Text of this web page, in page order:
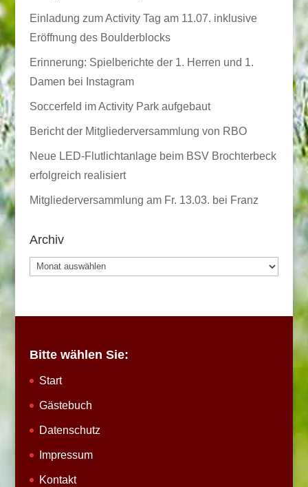
Einladung zum Activity Tag am 11.07. inklusive
Eröffnung des Boulderblocks
Erinnerung: Spielberichte der 1. Herren und 1.
Damen bei Instagram
Soccerfeld im Activity Park aufgebaut
Bericht der Mitgliederversammlung von RBO
Neue LED-Flutlichtanlage beim BSV Brochterbeck
erfolgreich realisiert
Mitgliederversammlung am Fr. 13.03. bei Franz
Archiv
Archiv
Bitte wählen Sie:
Start
Gästebuch
Datenschutz
Impressum
Kontakt